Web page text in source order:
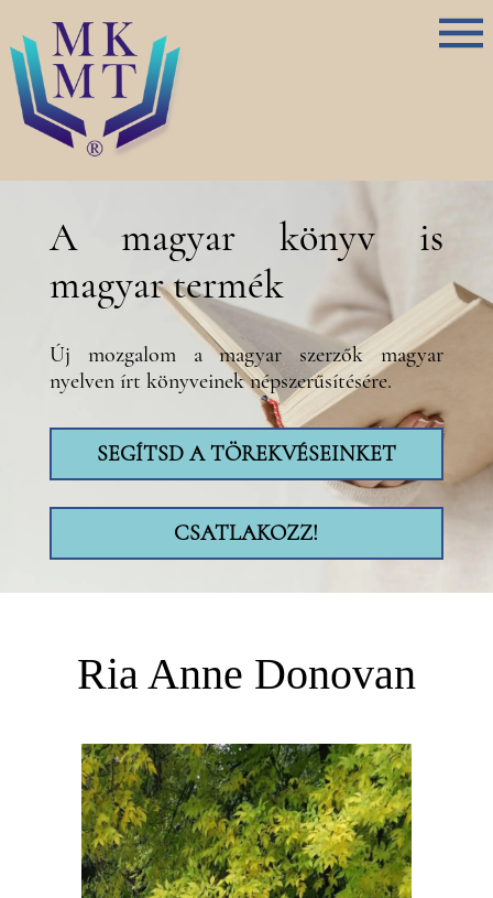
A magyar könyv is
magyar termék
Új mozgalom a magyar szerzők magyar
nyelven írt könyveinek népszerűsítésére.
SEGÍTSD A TÖREKVÉSEINKET
CSATLAKOZZ!
Ria Anne Donovan